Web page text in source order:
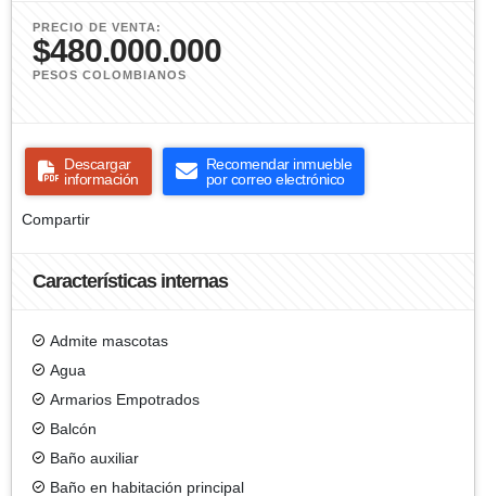
PRECIO DE VENTA:
$480.000.000
PESOS COLOMBIANOS
Descargar
información
Recomendar inmueble
por correo electrónico
Compartir
Características internas
Admite mascotas
Agua
Armarios Empotrados
Balcón
Baño auxiliar
Baño en habitación principal